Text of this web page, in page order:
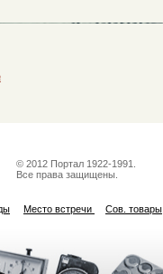
© 2012 Портал 1922-1991.
Все права защищены.
Место встречи Сов. товары